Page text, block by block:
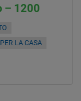
– 1200
LA CASA